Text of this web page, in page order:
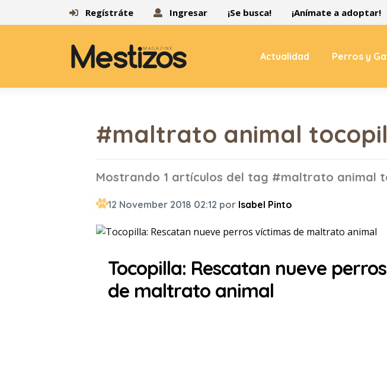
Regístráte Ingresar ¡Se busca! ¡Anímate a adoptar!
Actualidad Perros y
#maltrato animal
Mostrando 1 artículos del tag #maltrato animal
12 November 2018 02:12 por Isabel Pinto
Tocopilla: Rescatan nueve
de maltrato animal